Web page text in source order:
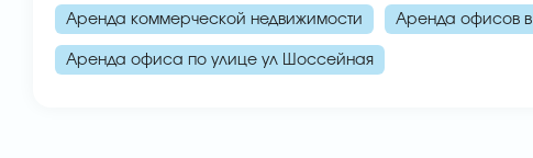
Аренда коммерческой недвижимости Аренда офисов в
Аренда офиса по улице ул Шоссейная